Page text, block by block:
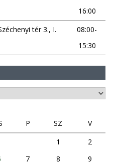
16:00
tér 3., I.
08:00-
15:30
P SZ
V
1
2
7 8
9